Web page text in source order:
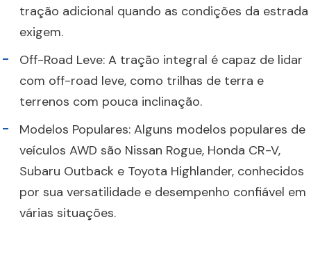
tração adicional quando as condições da estrada
exigem.
Off-Road Leve: A tração integral é capaz de lidar
com off-road leve, como trilhas de terra e
terrenos com pouca inclinação.
Modelos Populares: Alguns modelos populares de
veículos AWD são Nissan Rogue, Honda CR-V,
Subaru Outback e Toyota Highlander, conhecidos
por sua versatilidade e desempenho confiável em
várias situações.